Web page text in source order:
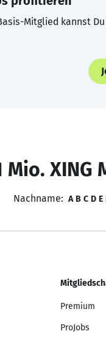
Mitglied kannst
Mio. XING
Nachname: A B C D E
Premium
ProJobs